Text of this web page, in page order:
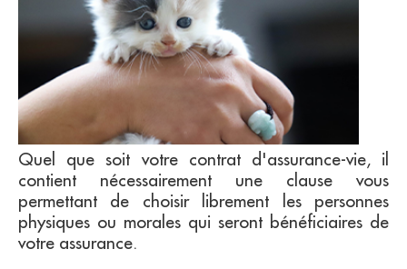
Matériel militant
Salarié(e) / Stagiaire
Quel que soit votre contrat d'assurance-vie, il
contient nécessairement une clause vous
permettant de choisir librement les personnes
physiques ou morales qui seront bénéficiaires de
votre assurance.